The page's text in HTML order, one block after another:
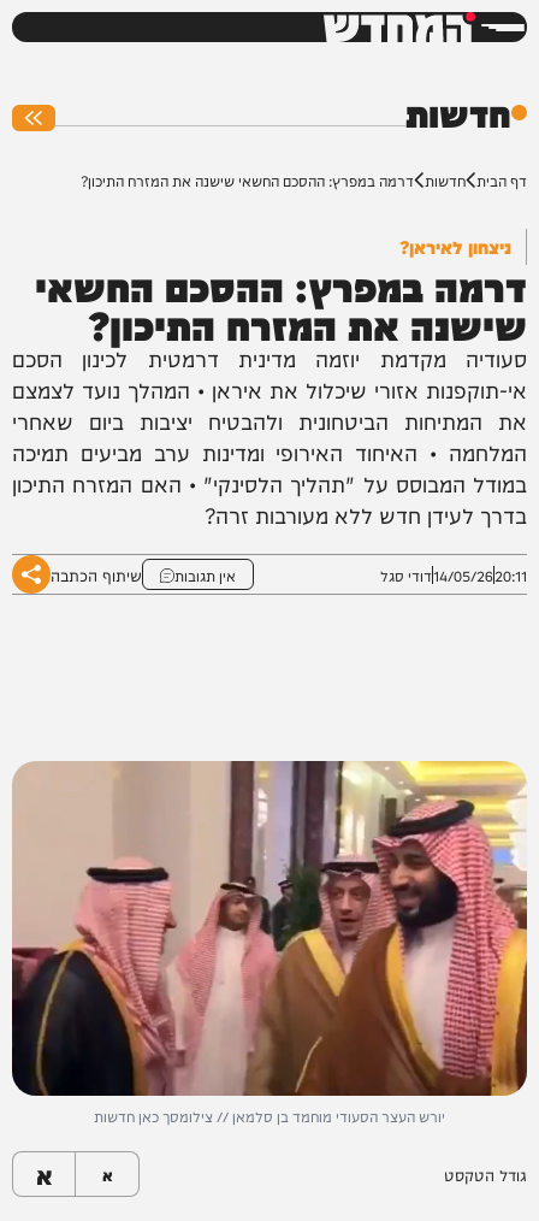
המחדש
חדשות
דף הבית חדשות דרמה במפרץ: ההסכם החשאי שישנה את המזרח התיכון?
ניצחון לאיראן?
דרמה במפרץ: ההסכם החשאי
שישנה את המזרח התיכון?
סעודיה מקדמת יוזמה מדינית דרמטית לכינון הסכם
אי-תוקפנות אזורי שיכלול את איראן • המהלך נועד לצמצם
את המתיחות הביטחונית ולהבטיח יציבות ביום שאחרי
המלחמה • האיחוד האירופי ומדינות ערב מביעים תמיכה
במודל המבוסס על "תהליך הלסינקי" • האם המזרח התיכון
בדרך לעידן חדש ללא מעורבות זרה?
20:11
14/05/26דודי סגל אין תגובות שיתוף הכתבה
יורש העצר הסעודי מוחמד בן סלמאן // צילומסך כאן חדשות
גודל הטקסט א א